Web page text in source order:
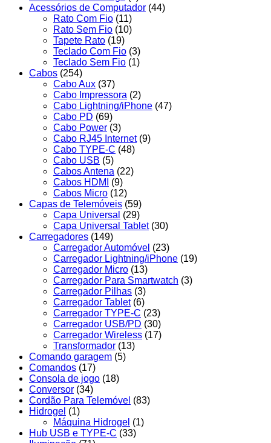
Acessórios de Computador (44)
Rato Com Fio (11)
Rato Sem Fio (10)
Tapete Rato (19)
Teclado Com Fio (3)
Teclado Sem Fio (1)
Cabos (254)
Cabo Aux (37)
Cabo Impressora (2)
Cabo Lightning/iPhone (47)
Cabo PD (69)
Cabo Power (3)
Cabo RJ45 Internet (9)
Cabo TYPE-C (48)
Cabo USB (5)
Cabos Antena (22)
Cabos HDMI
(9)
Cabos Micro (12)
Capas de Telemóveis (59)
Capa Universal (29)
Capa Universal Tablet (30)
Carregadores (149)
Carregador Automóvel (23)
Carregador Lightning/iPhone (19)
Carregador Micro (13)
Carregador Para Smartwatch (3)
Carregador Pilhas (3)
Carregador Tablet (6)
Carregador TYPE-C (23)
Carregador USB/PD (30)
Carregador Wireless (17)
Transformador (13)
Comando garagem (5)
Comandos (17)
Consola de jogo (18)
Conversor (34)
Cordão Para Telemóvel (83)
Hidrogel (1)
Máquina Hidrogel (1)
Hub USB e TYPE-C (33)